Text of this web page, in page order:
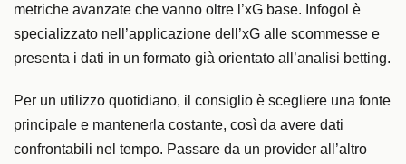
metriche avanzate che vanno oltre l’xG base. Infogol è
specializzato nell’applicazione dell’xG alle scommesse e
presenta i dati in un formato già orientato all’analisi betting.
Per un utilizzo quotidiano, il consiglio è scegliere una fonte
principale e mantenerla costante, così da avere dati
confrontabili nel tempo. Passare da un provider all’altro